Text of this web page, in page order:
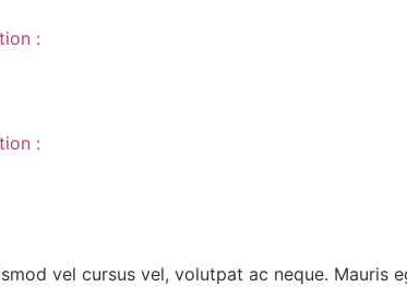
:
:
vel cursus vel, volutpat ac neque.